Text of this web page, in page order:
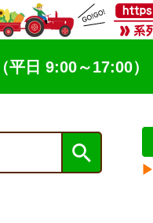
（平日 9:00～17:00）
▶︎